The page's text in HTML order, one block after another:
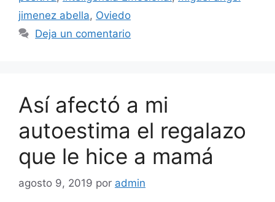
jimenez abella, Oviedo
Deja un comentario
Así afectó a mi
autoestima el regalazo
que le hice a mamá
agosto 9, 2019 por admin